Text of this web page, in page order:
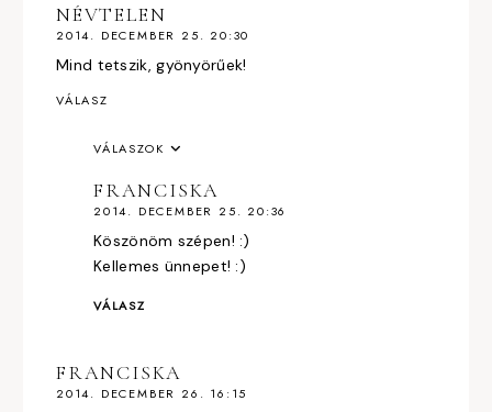
NÉVTELEN
2014. DECEMBER 25. 20:30
Mind tetszik, gyönyörűek!
VÁLASZ
VÁLASZOK
FRANCISKA
2014. DECEMBER 25. 20:36
Köszönöm szépen! :)
Kellemes ünnepet! :)
VÁLASZ
FRANCISKA
2014. DECEMBER 26. 16:15